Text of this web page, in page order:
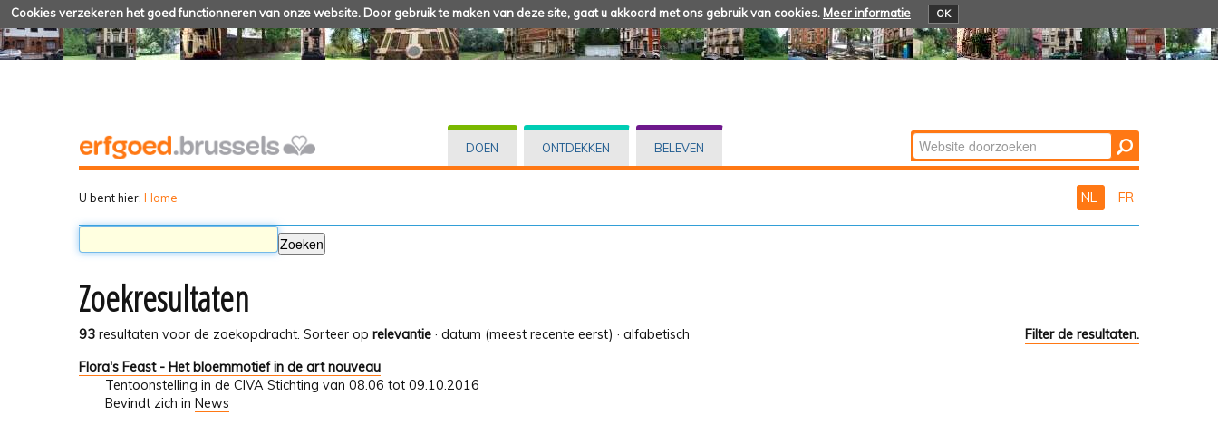
Cookies verzekeren het goed functionneren van onze website. Door gebruik te maken van deze site, gaat u akkoord met ons gebruik van cookies. Meer informatie OK
DOEN ONTDEKKEN BELEVEN Zoek
Geavanceerd
U bent hier: Home NL FR
Zoekresultaten
93 resultaten voor de zoekopdracht. Filter de resultaten.
Sorteer op relevantie · datum (meest recente eerst) · alfabetisch
Flora's Feast - Het bloemmotief in de art nouveau
Tentoonstelling in de CIVA Stichting van 08.06 tot 09.10.2016
Bevindt zich in News